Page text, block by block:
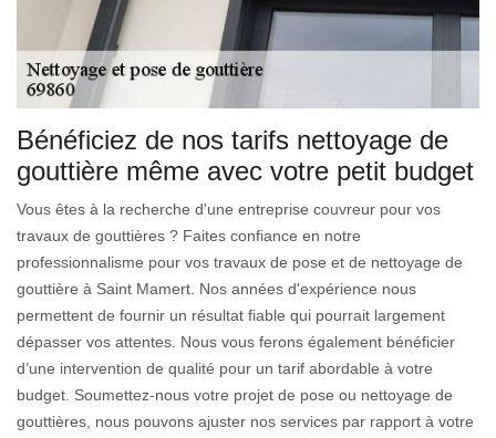
Bénéficiez de nos tarifs nettoyage de
gouttière même avec votre petit budget
Vous êtes à la recherche d'une entreprise couvreur pour vos
travaux de gouttières ? Faites confiance en notre
professionnalisme pour vos travaux de pose et de nettoyage de
gouttière à Saint Mamert. Nos années d'expérience nous
permettent de fournir un résultat fiable qui pourrait largement
dépasser vos attentes. Nous vous ferons également bénéficier
d’une intervention de qualité pour un tarif abordable à votre
budget. Soumettez-nous votre projet de pose ou nettoyage de
gouttières, nous pouvons ajuster nos services par rapport à votre